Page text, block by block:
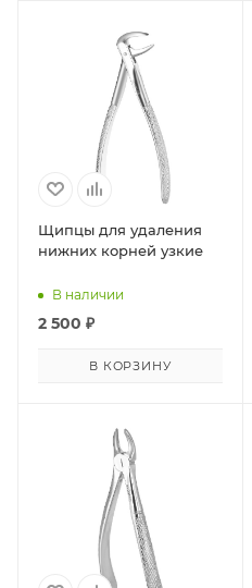
Щипцы для удаления
нижних корней узкие
В наличии
2 500 ₽
В КОРЗИНУ